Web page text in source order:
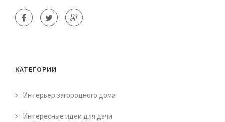
КАТЕГОРИИ
Интерьер загородного дома
Интересные идеи для дачи